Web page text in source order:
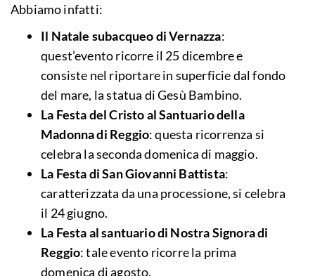
Abbiamo infatti:
Il Natale subacqueo di Vernazza:
quest’evento ricorre il 25 dicembre e
consiste nel riportare in superficie dal fondo
del mare, la statua di Gesù Bambino.
La Festa del Cristo al Santuario della
Madonna di Reggio: questa ricorrenza si
celebra la seconda domenica di maggio.
La Festa di San Giovanni Battista:
caratterizzata da una processione, si celebra
il 24 giugno.
La Festa al santuario di Nostra Signora di
Reggio: tale evento ricorre la prima
domenica di agosto.